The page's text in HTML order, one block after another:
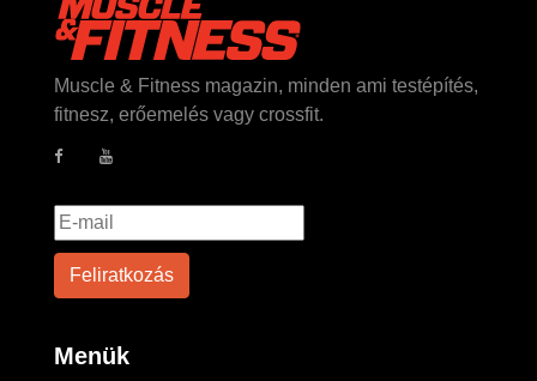
Muscle & Fitness magazin, minden ami testépítés,
fitnesz, erőemelés vagy crossfit.
Menük